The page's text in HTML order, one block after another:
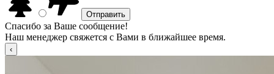
Спасибо за Ваше сообщение!
Наш менеджер свяжется с Вами в ближайшее время.